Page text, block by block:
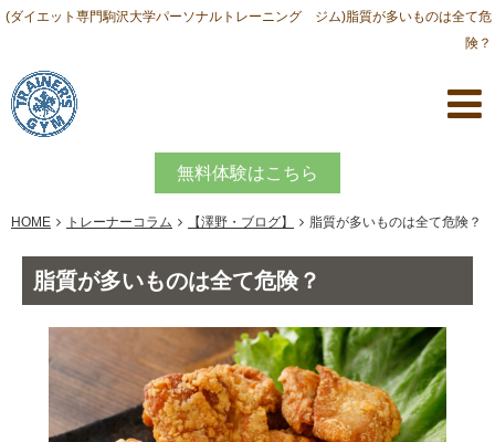
(ダイエット専門駒沢大学パーソナルトレーニング ジム)脂質が多いものは全て危
険？
無料体験はこちら
HOME トレーナーコラム 【澤野・ブログ】 脂質が多いものは全て危険？
脂質が多いものは全て危険？